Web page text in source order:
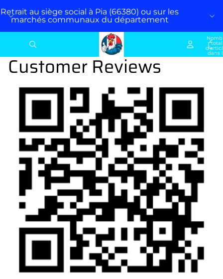
Retrait au siège social à Pia (66380) ou sur les
marchés communaux du département
total
dans
Customer Reviews